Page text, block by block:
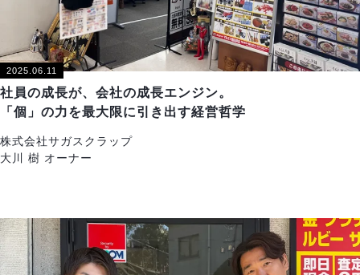
2025.06.11
社員の成長が、会社の成長エンジン。
「個」の力を最大限に引き出す経営哲学
株式会社サガスクラップ
大川 樹 オーナー